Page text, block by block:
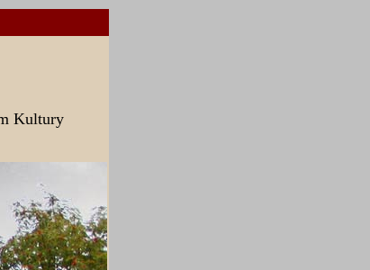
Kultury